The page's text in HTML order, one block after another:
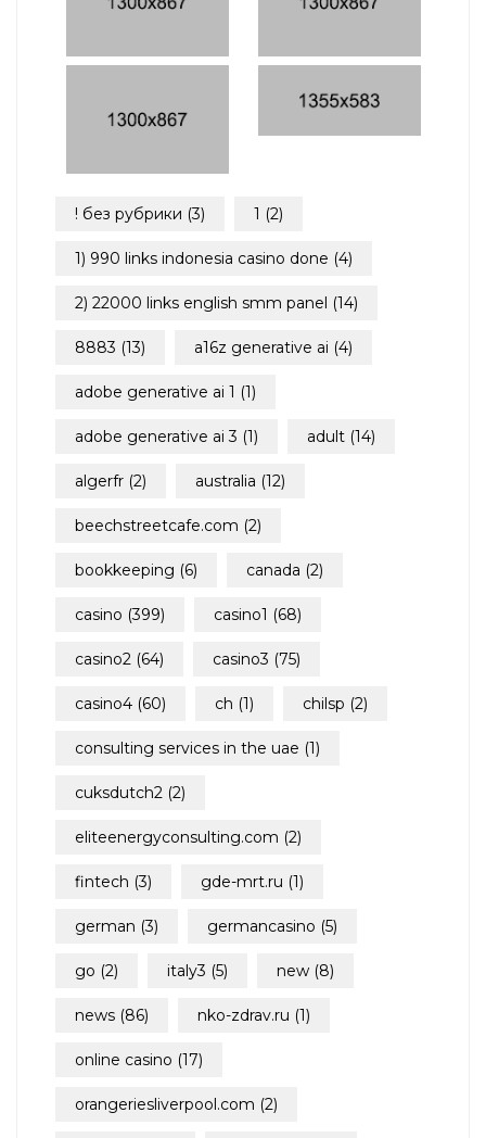
! без рубрики (3) 1 (2)
1) 990 links indonesia casino done (4)
2) 22000 links english smm panel (14)
8883 (13) a16z generative ai (4)
adobe generative ai 1 (1)
adobe generative ai 3 (1) adult (14)
algerfr (2) australia (12)
beechstreetcafe.com (2)
bookkeeping (6) canada (2)
casino (399) casino1 (68)
casino2 (64) casino3 (75)
casino4 (60) ch (1) chilsp (2)
consulting services in the uae (1)
cuksdutch2 (2)
eliteenergyconsulting.com (2)
fintech (3) gde-mrt.ru (1)
german (3) germancasino (5)
go (2) italy3 (5) new (8)
news (86) nko-zdrav.ru (1)
online casino (17)
orangeriesliverpool.com (2)